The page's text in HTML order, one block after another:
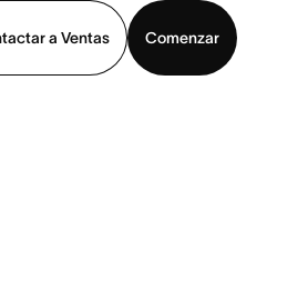
a Ventas
Comenzar